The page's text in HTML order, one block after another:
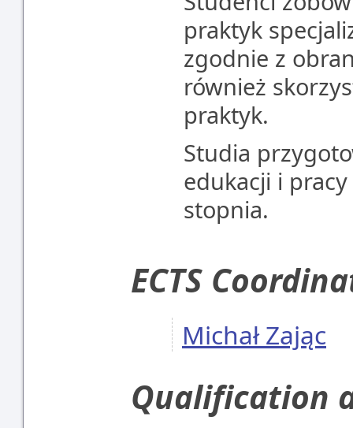
praktyk
zgodnie z
również
praktyk.
Studia
edukacji i
stopnia.
ECTS
Michał Zając
Qualification